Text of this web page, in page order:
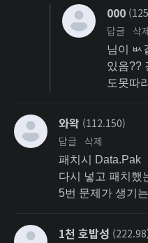
000
답글 삭
님이 ㅄ
있음??
도못따
와왁 (112.150)
답글 삭제
패치시 Data.Pak
다시 넣고 패치했
5번 문제가 생기
1천 호밥성